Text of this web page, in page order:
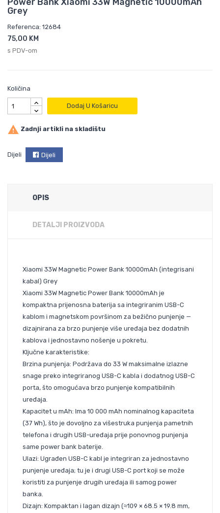
Grey
Referenca: 12684
75,00 KM
s PDV-om
Količina
Dodaj U Košaricu
 Zadnji artikli na skladištu
Dijeli Dijeli
OPIS
DETALJI PROIZVODA
Xiaomi 33W Magnetic Power Bank 10000mAh (integrisani
kabal) Grey
Xiaomi 33W Magnetic Power Bank 10000mAh je
kompaktna prijenosna baterija sa integriranim USB-C
kablom i magnetskom površinom za bežično punjenje —
dizajnirana za brzo punjenje više uređaja bez dodatnih
kablova i jednostavno nošenje u pokretu.
Ključne karakteristike:
Brzina punjenja: Podržava do 33 W maksimalne izlazne
snage preko integriranog USB-C kabla i dodatnog USB-C
porta, što omogućava brzo punjenje kompatibilnih
uređaja.
Kapacitet u mAh: Ima 10 000 mAh nominalnog kapaciteta
(37 Wh), što je dovoljno za višestruka punjenja pametnih
telefona i drugih USB-uređaja prije ponovnog punjenja
same power bank baterije.
Ulazi: Ugrađen USB-C kabl je integriran za jednostavno
punjenje uređaja; tu je i drugi USB-C port koji se može
koristiti za punjenje drugih uređaja ili samog power
banka.
Dizajn: Kompaktan i lagan dizajn (≈109 × 68.5 × 19.8 mm,